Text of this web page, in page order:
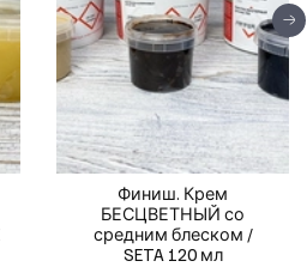
Финиш. Крем
БЕСЦВЕТНЫЙ со
средним блеском /
SETA 120 мл